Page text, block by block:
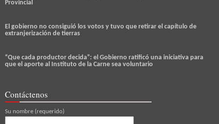
Provincial
El gobierno no consiguió los votos y tuvo que retirar el capítulo de
extranjerización de tierras
“Que cada productor decida”: el Gobierno ratificó una iniciativa para
que el aporte al Instituto de la Carne sea voluntario
Contáctenos
Su nombre (requerido)